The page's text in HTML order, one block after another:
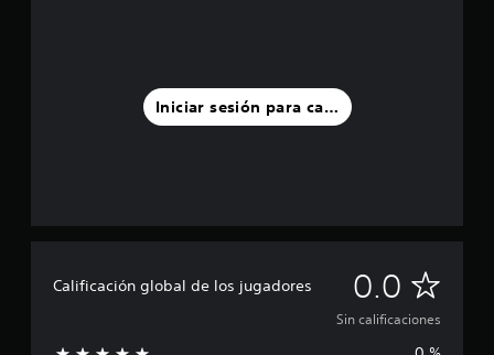
Iniciar sesión para calificar
Calificación global de los jugadores 0.0 S
i
Sin calificaciones